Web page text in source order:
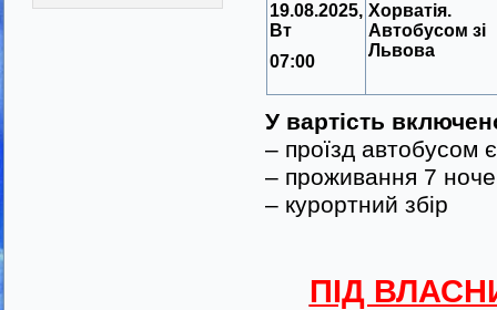
19.08.2025,
Вт
07:00
Хорватія.
Автобусом зі
Львова
У вартість
– проїзд автобусом
– проживання 7
– курортний збір
ПІД